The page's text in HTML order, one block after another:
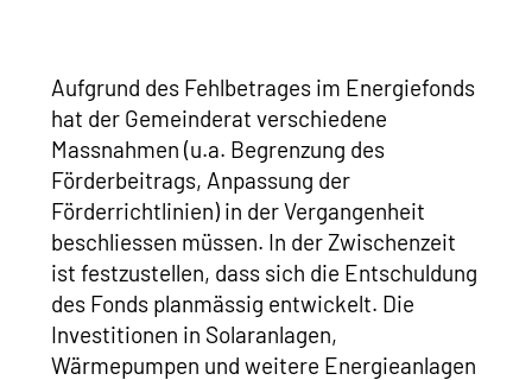
Aufgrund des Fehlbetrages im Energiefonds
hat der Gemeinderat verschiedene
Massnahmen (u.a. Begrenzung des
Förderbeitrags, Anpassung der
Förderrichtlinien) in der Vergangenheit
beschliessen müssen. In der Zwischenzeit
ist festzustellen, dass sich die Entschuldung
des Fonds planmässig entwickelt. Die
Investitionen in Solaranlagen,
Wärmepumpen und weitere Energieanlagen